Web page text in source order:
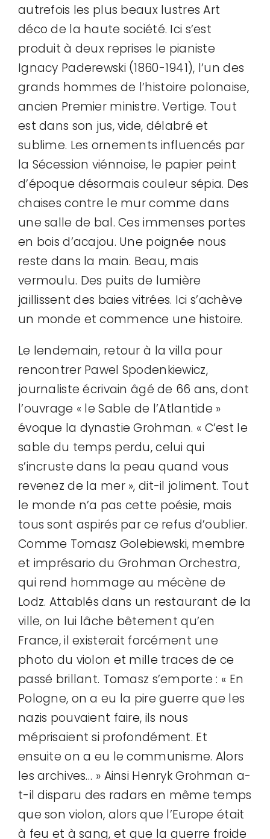
autrefois les plus beaux lustres Art
déco de la haute société. Ici s’est
produit à deux reprises le pianiste
Ignacy Paderewski (1860-1941), l’un des
grands hommes de l’histoire polonaise,
ancien Premier ministre. Vertige. Tout
est dans son jus, vide, délabré et
sublime. Les ornements influencés par
la Sécession viénnoise, le papier peint
d’époque désormais couleur sépia. Des
chaises contre le mur comme dans
une salle de bal. Ces immenses portes
en bois d’acajou. Une poignée nous
reste dans la main. Beau, mais
vermoulu. Des puits de lumière
jaillissent des baies vitrées. Ici s’achève
un monde et commence une histoire.
Le lendemain, retour à la villa pour
rencontrer Pawel Spodenkiewicz,
journaliste écrivain âgé de 66 ans, dont
l’ouvrage « le Sable de l’Atlantide »
évoque la dynastie Grohman. « C’est le
sable du temps perdu, celui qui
s’incruste dans la peau quand vous
revenez de la mer », dit-il joliment. Tout
le monde n’a pas cette poésie, mais
tous sont aspirés par ce refus d’oublier.
Comme Tomasz Golebiewski, membre
et imprésario du Grohman Orchestra,
qui rend hommage au mécène de
Lodz. Attablés dans un restaurant de la
ville, on lui lâche bêtement qu’en
France, il existerait forcément une
photo du violon et mille traces de ce
passé brillant. Tomasz s’emporte : « En
Pologne, on a eu la pire guerre que les
nazis pouvaient faire, ils nous
méprisaient si profondément. Et
ensuite on a eu le communisme. Alors
les archives… » Ainsi Henryk Grohman a-
t-il disparu des radars en même temps
que son violon, alors que l’Europe était
à feu et à sang, et que la guerre froide